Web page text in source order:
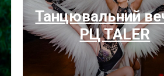
Танцювальний
РЦ TALER